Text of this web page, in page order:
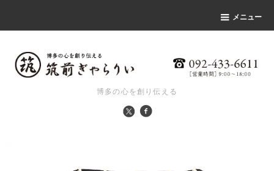
メニュー
博多の心を創り伝える